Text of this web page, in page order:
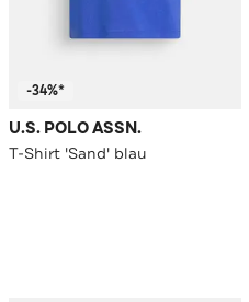
-34%*
U.S. POLO ASSN.
T-Shirt 'Sand' blau